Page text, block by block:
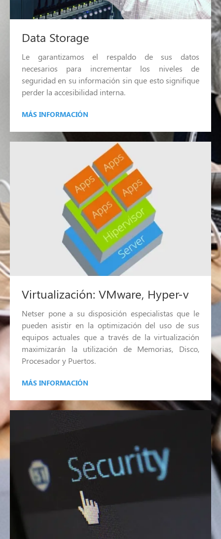
Data Storage
Le garantizamos el respaldo de sus datos
necesarios para incrementar los niveles de
seguridad en su información sin que esto signifique
perder la accesibilidad interna.
MÁS INFORMACIÓN
Virtualización: VMware, Hyper-v
Netser pone a su disposición especialistas que le
pueden asistir en la optimización del uso de sus
equipos actuales que a través de la virtualización
maximizarán la utilización de Memorias, Disco,
Procesador y Puertos.
MÁS INFORMACIÓN